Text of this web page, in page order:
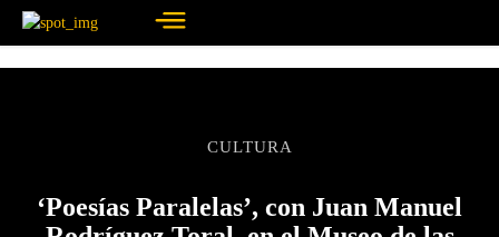
CULTURA
‘Poesías Paralelas’, con Juan Manuel